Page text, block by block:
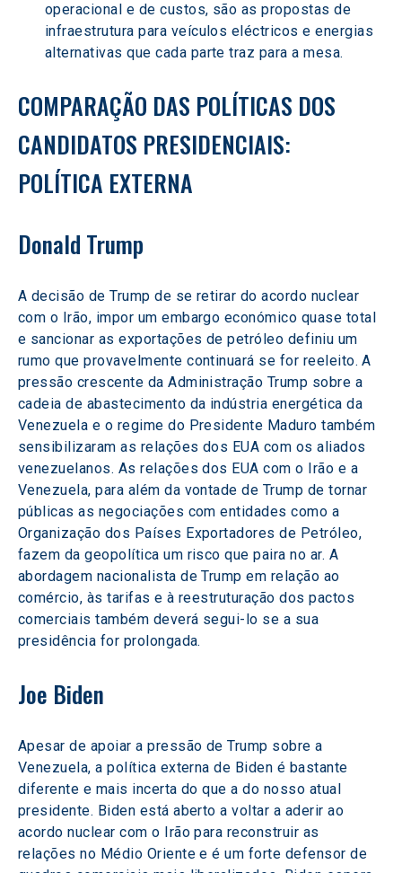
operacional e de custos, são as propostas de
infraestrutura para veículos eléctricos e energias
alternativas que cada parte traz para a mesa.
COMPARAÇÃO DAS POLÍTICAS DOS
CANDIDATOS PRESIDENCIAIS:
POLÍTICA EXTERNA
Donald Trump
A decisão de Trump de se retirar do acordo nuclear
com o Irão, impor um embargo económico quase total
e sancionar as exportações de petróleo definiu um
rumo que provavelmente continuará se for reeleito. A
pressão crescente da Administração Trump sobre a
cadeia de abastecimento da indústria energética da
Venezuela e o regime do Presidente Maduro também
sensibilizaram as relações dos EUA com os aliados
venezuelanos. As relações dos EUA com o Irão e a
Venezuela, para além da vontade de Trump de tornar
públicas as negociações com entidades como a
Organização dos Países Exportadores de Petróleo,
fazem da geopolítica um risco que paira no ar. A
abordagem nacionalista de Trump em relação ao
comércio, às tarifas e à reestruturação dos pactos
comerciais também deverá segui-lo se a sua
presidência for prolongada.
Joe Biden
Apesar de apoiar a pressão de Trump sobre a
Venezuela, a política externa de Biden é bastante
diferente e mais incerta do que a do nosso atual
presidente. Biden está aberto a voltar a aderir ao
acordo nuclear com o Irão para reconstruir as
relações no Médio Oriente e é um forte defensor de